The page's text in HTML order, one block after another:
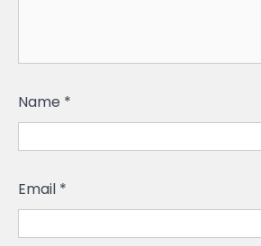
Name *
Email *